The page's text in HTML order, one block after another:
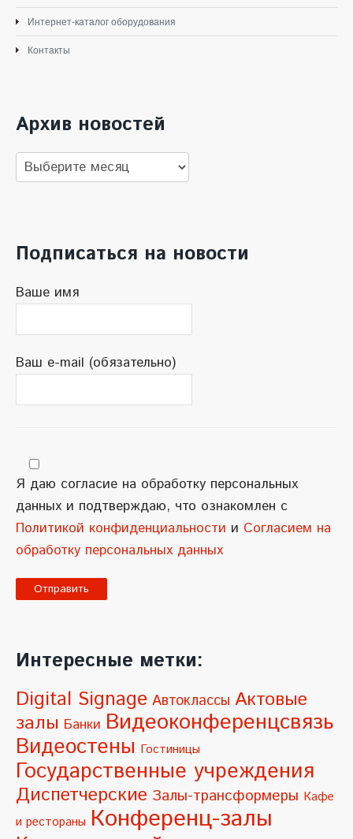
Интернет-каталог оборудования
Контакты
Архив новостей
Архив
новостей
Подписаться на новости
Ваше имя
Ваш e-mail (обязательно)
Я даю согласие на обработку персональных
данных и подтверждаю, что ознакомлен с
Политикой конфиденциальности и Согласием на
обработку персональных данных
l
t
e
r
n
a
t
i
v
Интересные метки:
Digital Signage Автоклассы Актовые
залы Банки Видеоконференцсвязь
Видеостены Гостиницы
Государственные учреждения
Диспетчерские Залы-трансформеры Кафе
и рестораны Конференц-залы